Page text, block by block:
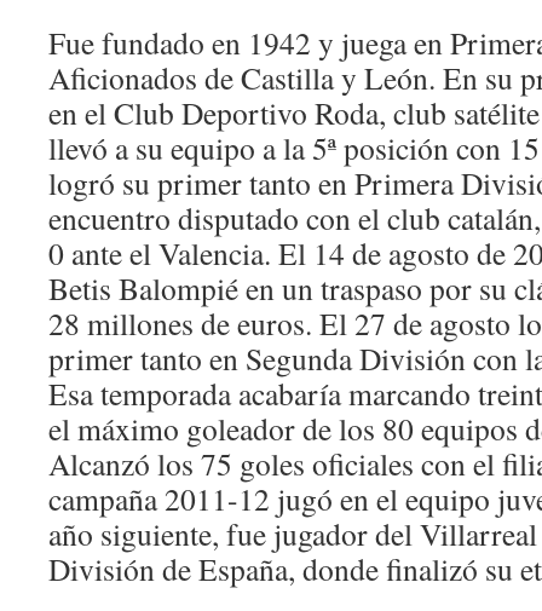
Fue fundado en 1942 y juega en
Aficionados de Castilla y León. En su
en el Club Deportivo Roda, club
llevó a su equipo a la 5ª posición con
logró su primer tanto en Primera
encuentro disputado con el club
0 ante el Valencia. El 14 de agosto de
Betis Balompié en un traspaso por su
28 millones de euros. El 27 de agosto
primer tanto en Segunda División con
Esa temporada acabaría marcando
el máximo goleador de los 80 equipos
Alcanzó los 75 goles oficiales con el
campaña 2011-12 jugó en el equipo
año siguiente, fue jugador del
División de España, donde finalizó su